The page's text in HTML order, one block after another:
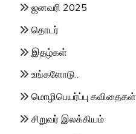
ஜனவரி 2025
தொடர்
இதழ்கள்
உங்களோடு..
மொழிபெயர்ப்பு கவிதைகள்
சிறுவர் இலக்கியம்